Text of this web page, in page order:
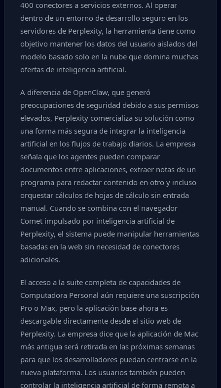
400 conectores a servicios externos. Al operar
dentro de un entorno de desarrollo seguro en los
servidores de Perplexity, la herramienta tiene como
objetivo mantener los datos del usuario aislados del
modelo basado solo en la nube que domina muchas
ofertas de inteligencia artificial.
A diferencia de OpenClaw, que generó
preocupaciones de seguridad debido a sus permisos
elevados, Perplexity comercializa su solución como
una forma más segura de integrar la inteligencia
artificial en los flujos de trabajo diarios. La empresa
señala que los agentes pueden comparar
documentos entre aplicaciones, extraer notas de un
programa para redactar contenido en otro y incluso
orquestar cálculos de hojas de cálculo sin entrada
manual. Cuando se combina con el navegador
Comet impulsado por inteligencia artificial de
Perplexity, el sistema puede manipular herramientas
basadas en la web sin necesidad de conectores
adicionales.
El acceso a la suite completa de capacidades de
Computadora Personal aún requiere una suscripción
Pro o Max, pero la aplicación base ahora es
descargable directamente desde el sitio web de
Perplexity. La empresa dice que la aplicación de Mac
más antigua será retirada en las próximas semanas
para que los desarrolladores puedan centrarse en la
nueva plataforma. Los usuarios también pueden
controlar la inteligencia artificial de forma remota a